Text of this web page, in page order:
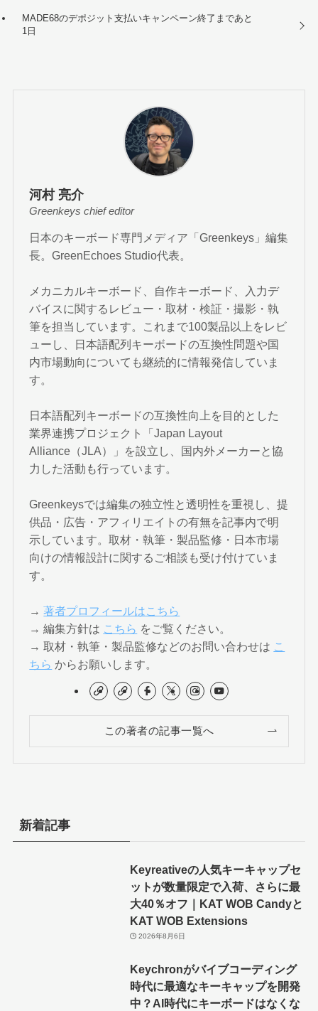
MADE68のデポジット支払いキャンペーン終了まであと
1日
河村 亮介
Greenkeys chief editor
日本のキーボード専門メディア「Greenkeys」編集
長。GreenEchoes Studio代表。
メカニカルキーボード、自作キーボード、入力デ
バイスに関するレビュー・取材・検証・撮影・執
筆を担当しています。これまで100製品以上をレビ
ューし、日本語配列キーボードの互換性問題や国
内市場動向についても継続的に情報発信していま
す。
日本語配列キーボードの互換性向上を目的とした
業界連携プロジェクト「Japan Layout
Alliance（JLA）」を設立し、国内外メーカーと協
力した活動も行っています。
Greenkeysでは編集の独立性と透明性を重視し、提
供品・広告・アフィリエイトの有無を記事内で明
示しています。取材・執筆・製品監修・日本市場
向けの情報設計に関するご相談も受け付けていま
す。
→著者プロフィールはこちら
→ 編集方針は こちら をご覧ください。
→ 取材・執筆・製品監修などのお問い合わせは こ
ちら からお願いします。
この著者の記事一覧へ
新着記事
Keyreativeの人気キーキャップセ
ットが数量限定で入荷、さらに最
大40％オフ｜KAT WOB Candyと
KAT WOB Extensions
2026年8月6日
Keychronがバイブコーディング
時代に最適なキーキャップを開発
中？AI時代にキーボードはなくな